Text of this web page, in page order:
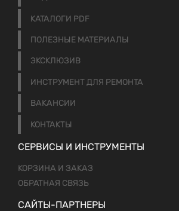
КАТАЛОГИ PDF
ПОЛЕЗНЫЕ МАТЕРИАЛЫ
ЭКСКЛЮЗИВ
ИНСТРУМЕНТ ДЛЯ РЕМОНТА
ВАКАНСИИ
КОНТАКТЫ
СЕРВИСЫ И ИНСТРУМЕНТЫ
КОРЗИНА И ЗАКАЗ
ОБРАТНАЯ СВЯЗЬ
САЙТЫ-ПАРТНЕРЫ